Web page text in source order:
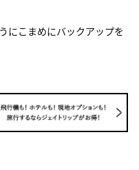
にこまめにバックアップを